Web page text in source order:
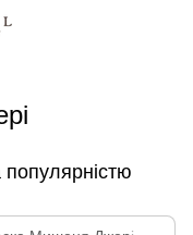
популярністю